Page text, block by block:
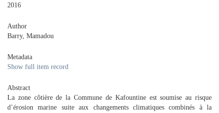
2016
Author
Barry, Mamadou
Metadata
Show full item record
Abstract
La zone côtière de la Commune de Kafountine est soumise au risque
d’érosion marine suite aux changements climatiques combinés à la